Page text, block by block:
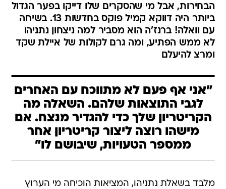
הבחירות, אבל מי שהסקרים שלו דייקו בפער הגדול
ביותר היה דווקא קמיל פוקס בחדשות 13. בשיחה
עם וואלה! ברנז'ה הוא מסביר למה ניצחון נתניהו
לא ממש הפתיע, ומה גרם לקולות של איילת שקד
ומרצ להיעלם
"אני אף פעם לא מתווכח עם האחרים
לגבי התוצאות שלהם. השאלה מה
הקריטריון שלך כדי להגדיר מנצח. אם
מישהו רוצה ליצור קריטריון אחר
ממספר הטעויות, שיבושם לו"
מלבד בשאלת נתניהו, המציאות הוכיחה מי הערוץ